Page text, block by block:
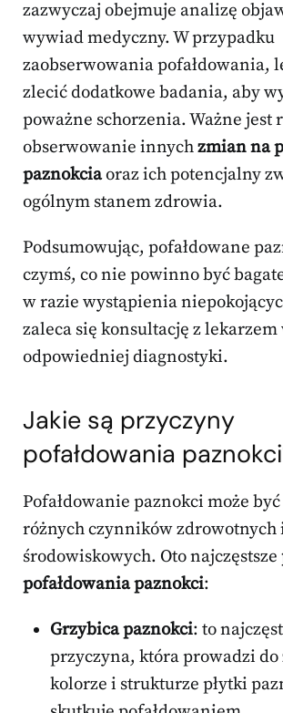
zazwyczaj obejmuje analizę
wywiad medyczny. W przypadku
zaobserwowania pofałdowania,
zlecić dodatkowe badania, aby
poważne schorzenia. Ważne jest
obserwowanie innychzmian na
paznokciaoraz ich potencjalny
ogólnym stanem zdrowia.
Podsumowując, pofałdowane
czymś, co nie powinno być
w razie wystąpienia
zaleca się konsultację z lekarzem
odpowiedniej diagnostyki.
Jakie są przyczyny
pofałdowania
Pofałdowanie paznokci może
różnych czynników zdrowotnych
środowiskowych. Oto najczęstsze
pofałdowania paznokci:
Grzybica paznokci: to
przyczyna, która prowadzi
kolorze i strukturze płytki